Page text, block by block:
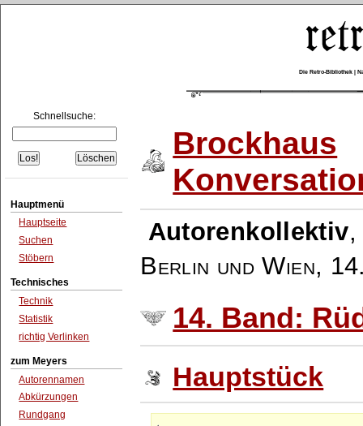
Die Retro-Bibliothek |
Schnellsuche:
Hauptmenü
Hauptseite
Suchen
Stöbern
Technisches
Technik
Statistik
richtig Verlinken
zum Meyers
Autorennamen
Abkürzungen
Rundgang
Brockhaus
Autorenkollektiv
Berlin und Wien,
14. Band:
Hauptstück